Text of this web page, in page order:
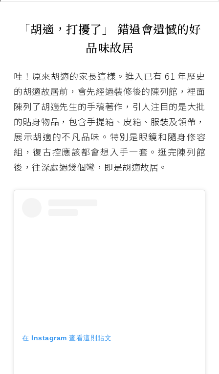
「胡適，打擾了」 錯過會遺憾的好
品味故居
哇！原來胡適的家長這樣。進入已有 61 年歷史
的胡適故居前，會先經過裝修後的陳列館，裡面
陳列了胡適先生的手稿著作，引人注目的是大批
的貼身物品，包含手提箱、皮箱、服裝及領帶，
展示胡適的不凡品味。特別是眼鏡和隨身修容
組，復古控應該都會想入手一套。逛完陳列館
後，往深處過幾個彎，即是胡適故居。
在 Instagram 查看這則貼文